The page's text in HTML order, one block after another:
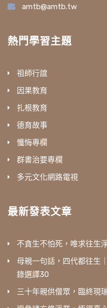
amtb@amtb.tw
熱門學習主題
祖師行誼
因果教育
扎根教育
德育故事
懺悔專欄
群書治要專欄
多元文化網路電視
最新發表文章
不貪生不怕死，唯求往生
母親一句話，四代都往生
錄選譯30
三十年親供僧眾，臨終現